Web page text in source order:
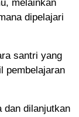
melainkan
dipelajari
santri yang
pembelajaran
dan dilanjutkan